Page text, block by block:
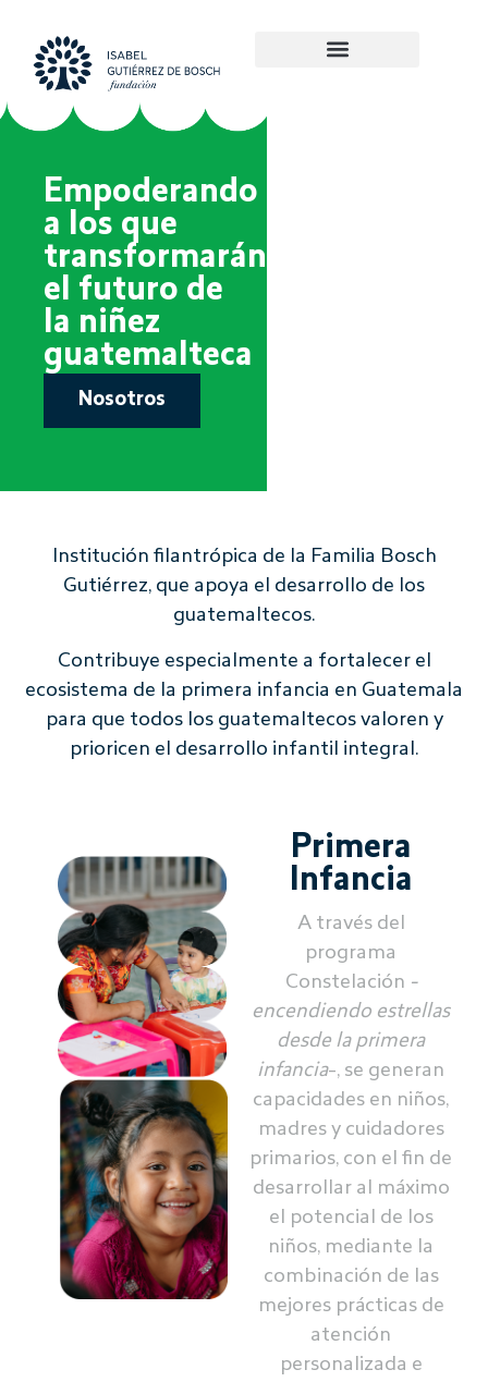
Empoderando
a los que
transformarán
el futuro de
la niñez
guatemalteca
Nosotros
Institución filantrópica de la Familia Bosch
Gutiérrez, que apoya el desarrollo de los
guatemaltecos.
Contribuye especialmente a fortalecer el
ecosistema de la primera infancia en Guatemala
para que todos los guatemaltecos valoren y
prioricen el desarrollo infantil integral.
Primera
Infancia
A través del
programa
Constelación -
encendiendo estrellas
desde la primera
infancia-, se generan
capacidades en niños,
madres y cuidadores
primarios, con el fin de
desarrollar al máximo
el potencial de los
niños, mediante la
combinación de las
mejores prácticas de
atención
personalizada e